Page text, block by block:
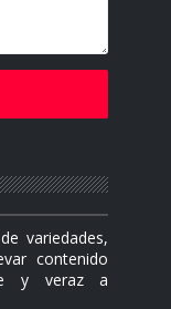
variedades,
contenido
y veraz a